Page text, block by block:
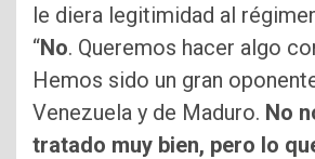
le diera legitimidad al
“No. Queremos hacer algo
Hemos sido un gran
Venezuela y de Maduro. No
tratado muy bien, pero lo